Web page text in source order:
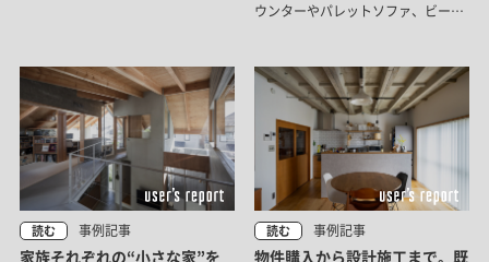
ウンターやパレットソファ、ビーズ
も比重を置いた設計です。その時々
の気分や作業内容によって居場所を
選べる、この空間の特徴をご紹介し
ます。
読む 事例記事
家族それぞれの“小さな家”を
読む 事例記事
物件購入から設計施工まで。既